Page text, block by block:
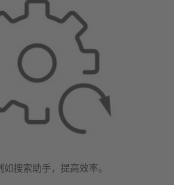
搜索助手，提高效率。